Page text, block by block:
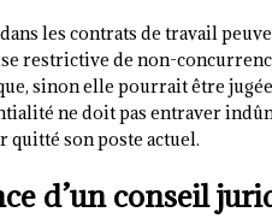
les contrats de travail
restrictive de non-
sinon elle pourrait être
ne doit pas entraver
quitté son poste actuel.
d’un conseil